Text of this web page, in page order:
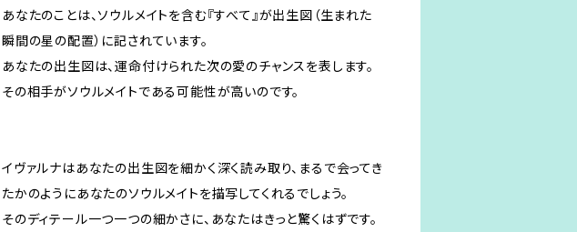
あなたのことは、ソウルメイトを含む『すべて』が出生図（生まれた
瞬間の星の配置）に記されています。
あなたの出生図は、運命付けられた次の愛のチャンスを表します。
その相手がソウルメイトである可能性が高いのです。
イヴァルナはあなたの出生図を細かく深く読み取り、まるで会ってき
たかのようにあなたのソウルメイトを描写してくれるでしょう。
そのディテール一つ一つの細かさに、あなたはきっと驚くはずです。